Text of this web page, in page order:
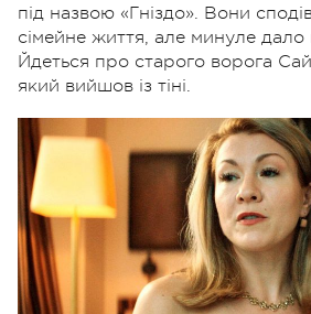
під назвою «Гніздо». Вони
сімейне життя, але минуле дало
Йдеться про старого ворога
який вийшов із тіні.